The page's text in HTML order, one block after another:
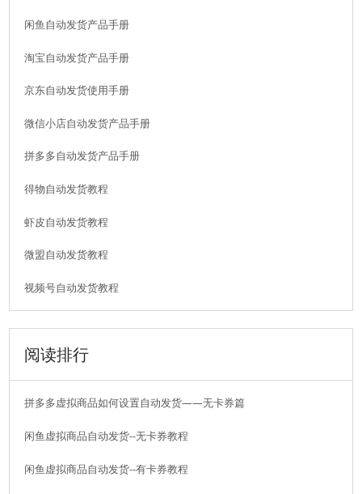
扫描二维码或查看聊天示例
闲鱼自动发货产品手册
淘宝自动发货产品手册
京东自动发货使用手册
微信小店自动发货产品手册
拼多多自动发货产品手册
得物自动发货教程
虾皮自动发货教程
微盟自动发货教程
视频号自动发货教程
阅读排行
拼多多虚拟商品如何设置自动发货——无卡券篇
闲鱼虚拟商品自动发货--无卡券教程
闲鱼虚拟商品自动发货--有卡券教程